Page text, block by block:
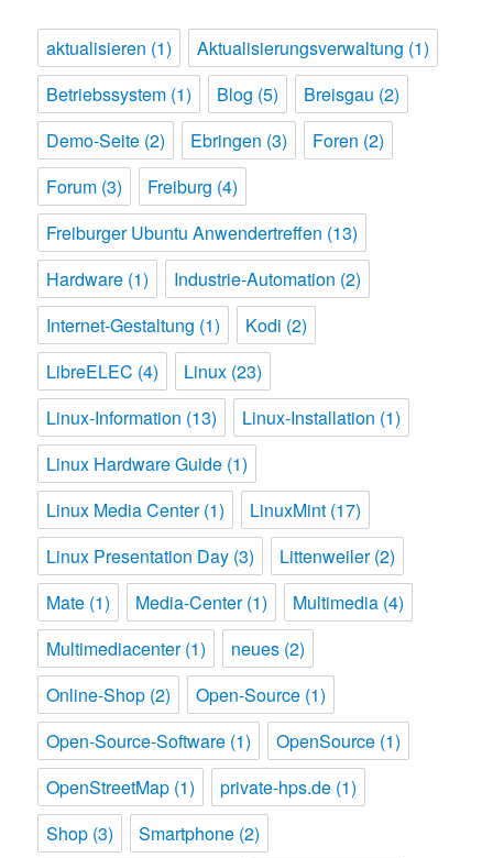
aktualisieren (1) Aktualisierungsverwaltung (1)
Betriebssystem (1) Blog (5) Breisgau (2)
Demo-Seite (2) Ebringen (3) Foren (2)
Forum (3) Freiburg (4)
Freiburger Ubuntu Anwendertreffen (13)
Hardware (1) Industrie-Automation (2)
Internet-Gestaltung (1) Kodi (2)
LibreELEC (4) Linux (23)
Linux-Information (13) Linux-Installation (1)
Linux Hardware Guide (1)
Linux Media Center(1) LinuxMint (17)
Linux Presentation Day (3) Littenweiler(2)
Mate (1) Media-Center(1) Multimedia (4)
Multimediacenter(1) neues (2)
Online-Shop (2) Open-Source (1)
Open-Source-Software (1) OpenSource (1)
OpenStreetMap (1) private-hps.de (1)
Shop (3) Smartphone (2)